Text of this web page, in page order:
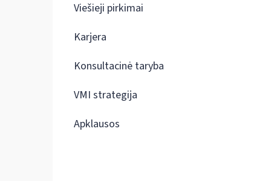
Viešieji pirkimai
Karjera
Konsultacinė taryba
VMI strategija
Apklausos